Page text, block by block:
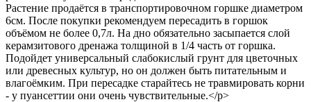
Растение продаётся в транспортировочном горшке диаметром
6см. После покупки рекомендуем пересадить в горшок
объёмом не более 0,7л. На дно обязательно засыпается слой
керамзитового дренажа толщиной в 1/4 часть от горшка.
Подойдет универсальный слабокислый грунт для цветочных
или древесных культур, но он должен быть питательным и
влагоёмким. При пересадке старайтесь не травмировать корни
- у пуансеттии они очень чувствительные.</p>